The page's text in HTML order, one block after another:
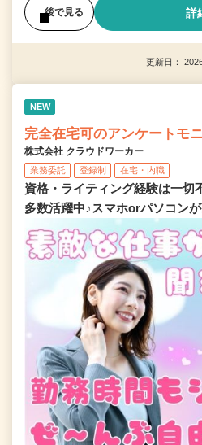
後で見る 詳
更新日：
NEW
完全在宅可のアンケートモ
株式会社 クラウドワーカー
業務委託 登録制 在宅・内職
資格・ライティング経験は一切
多数活躍中♪スマホorパソコンが